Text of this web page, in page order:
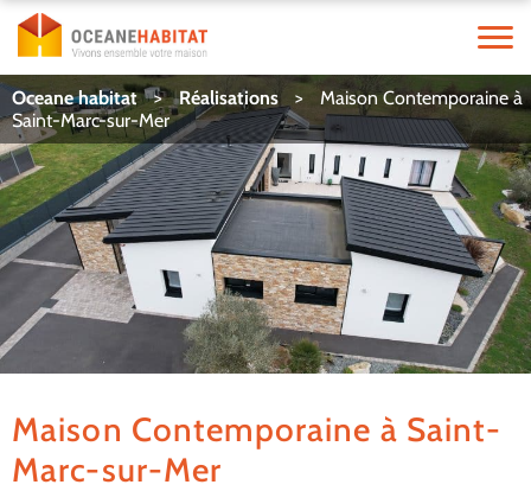
Oceane habitat > Réalisations >
Maison Contemporaine à
Saint-Marc-sur-Mer
Maison Contemporaine à Saint-
Marc-sur-Mer